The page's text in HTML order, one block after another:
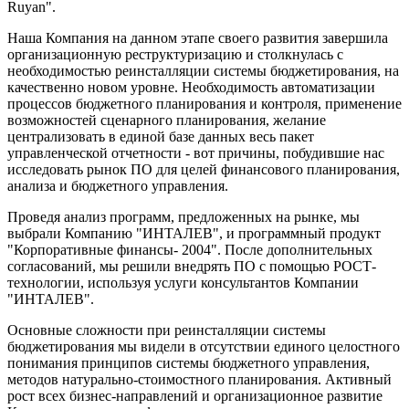
Ruyan".
Наша Компания на данном этапе своего развития завершила
организационную реструктуризацию и столкнулась с
необходимостью реинсталляции системы бюджетирования, на
качественно новом уровне. Необходимость автоматизации
процессов бюджетного планирования и контроля, применение
возможностей сценарного планирования, желание
централизовать в единой базе данных весь пакет
управленческой отчетности - вот причины, побудившие нас
исследовать рынок ПО для целей финансового планирования,
анализа и бюджетного управления.
Проведя анализ программ, предложенных на рынке, мы
выбрали Компанию "ИНТАЛЕВ", и программный продукт
"Корпоративные финансы- 2004". После дополнительных
согласований, мы решили внедрять ПО с помощью РОСТ-
технологии, используя услуги консультантов Компании
"ИНТАЛЕВ".
Основные сложности при реинсталляции системы
бюджетирования мы видели в отсутствии единого целостного
понимания принципов системы бюджетного управления,
методов натурально-стоимостного планирования. Активный
рост всех бизнес-направлений и организационное развитие